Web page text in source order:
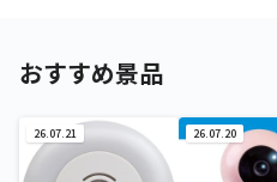
おすすめ景品
26.07.21 26.07.20